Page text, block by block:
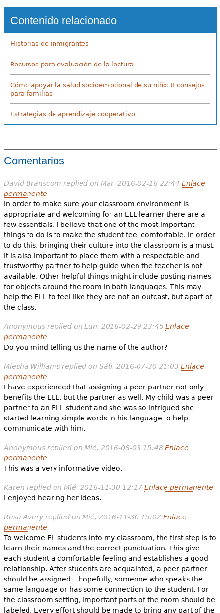
Contenido relacionado
Historias de inmigrantes
Recursos para evaluación de la lectura
Cómo apoyar la salud socioemocional de su niño: 8 consejos
para familias
Estrategias de aprendizaje cooperativo
Comentarios
David Branscom replied on Mar, 2016-02-16 22:44 Enlace
permanente
In order to make sure your classroom environment is
appropriate and welcoming for an ELL learner there are a
few essentials. I believe that one of the most important
things to do is to make the student feel comfortable. In order
to do this, bringing their culture into the classroom is a must.
It is also important to place them with a respectable and
trustworthy partner to help guide when the teacher is not
available. Other helpful things might include posting names
for objects around the room in both languages. This may
help the ELL to feel like they are not an outcast, but apart of
the class.
Anonymousreplied on Lun, 2016-02-29 23:45 Enlace
permanente
Do you mind telling us the name of the author?
Miesha Williamsreplied on Sáb, 2016-07-30 21:03 Enlace
permanente
I have experienced that assigning a peer partner not only
benefits the ELL, but the partner as well. My child was a peer
partner to an ELL student and she was so intrigued she
started learning simple words in his language to help
communicate with him.
Anonymousreplied on Mié, 2016-08-03 15:48 Enlace
permanente
This was a very informative video.
Karen replied on Mié, 2016-11-30 12:17 Enlace permanente
I enjoyed hearing her ideas.
Resa Averyreplied on Mié, 2016-11-30 15:02 Enlace
permanente
To welcome EL students into my classroom, the first step is to
learn their names and the correct punctuation. This give
each student a comfortable feeling and establishes a good
relationship. After students are acquainted, a peer partner
should be assigned... hopefully, someone who speaks the
same language or has some connection to the student. For
the classroom setting, important parts of the room should be
labeled. Every effort should be made to bring any part of the